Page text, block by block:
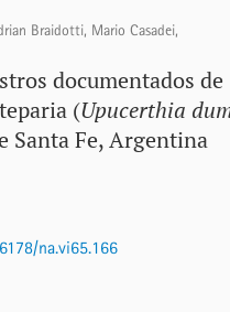
Braidotti, Mario Casadei,
documentados de
(Upucerthia
Santa Fe, Argentina
na.vi65.166